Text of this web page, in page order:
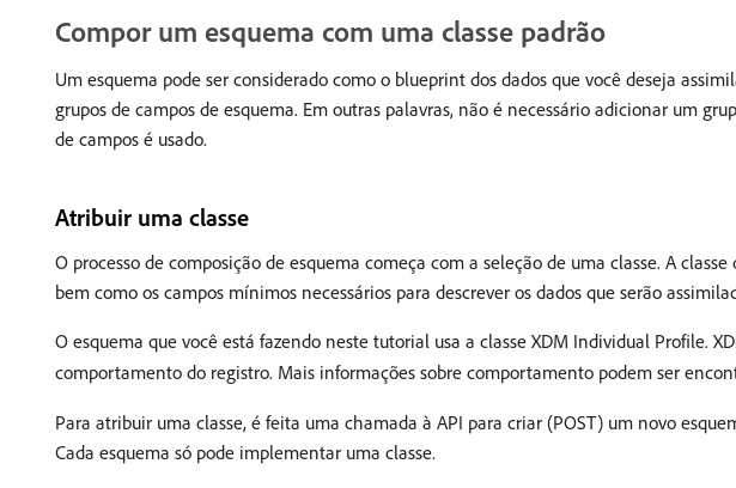
Compor um esquema com uma classe padrão
Um esquema pode ser considerado como o blueprint dos dados que você deseja
grupos de campos de esquema. Em outras palavras, não é necessário adicionar um
de campos é usado.
Atribuir uma classe
O processo de composição de esquema começa com a seleção de uma classe. A
bem como os campos mínimos necessários para descrever os dados que serão
O esquema que você está fazendo neste tutorial usa a classe XDM Individual Profile.
comportamento do registro. Mais informações sobre comportamento podem ser
Para atribuir uma classe, é feita uma chamada à API para criar (POST) um novo
Cada esquema só pode implementar uma classe.